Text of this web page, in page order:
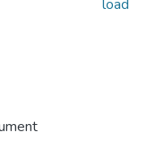
load